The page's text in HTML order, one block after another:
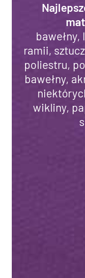
bawełny,
ramii,
poliestru,
bawełny,
wikliny,